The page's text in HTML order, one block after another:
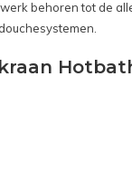
behoren tot de